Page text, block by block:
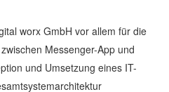
worx GmbH vor allem für die
Messenger-App und
und Umsetzung eines IT-